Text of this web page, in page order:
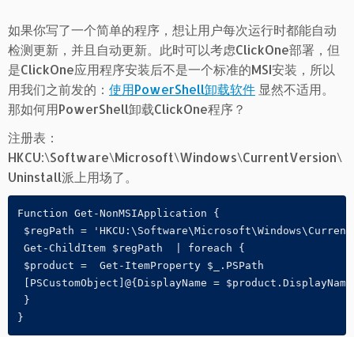
如果你写了一个简单的程序，想让用户每次运行时都能自动
检测更新，并且自动更新。此时可以考虑ClickOne部署，但
是ClickOne应用程序安装后不是一个标准的MSI安装，所以
用我们之前发的： 使用PowerShell卸载软件 显然不适用。
那如何用PowerShell卸载ClickOne程序？
注册表：
HKCU:\Software\Microsoft\Windows\CurrentVersion\
Uninstall派上用场了。
Function Get-NonMSIApplication {
$regPath =
Get-ChildItem $regPath  | foreach {
$product =  Get-ItemProperty $_.PSPath
[PSCustomObject]@{DisplayName =
}
}